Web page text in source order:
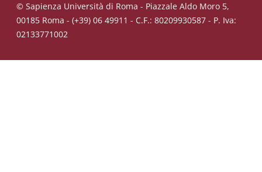
© Sapienza Università di Roma - Piazzale Aldo Moro 5,
00185 Roma - (+39) 06 49911 - C.F.: 80209930587 - P. Iva:
02133771002